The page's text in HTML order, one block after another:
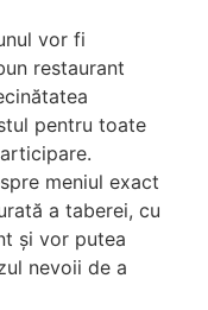
vor fi
restaurant
pentru toate
meniul exact
a taberei, cu
și vor putea
nevoii de a